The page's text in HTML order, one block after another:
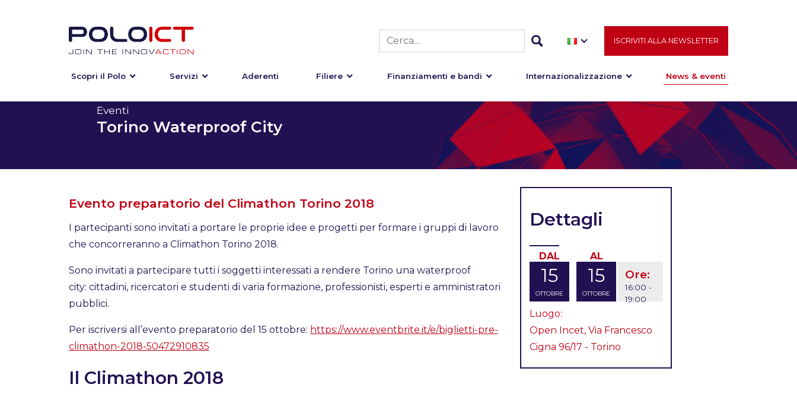
ISCRIVITI ALLA NEWSLETTER
Scopri il Polo Servizi Aderenti Filiere Finanziamenti e bandi Internazionalizzazione News & eventi
Eventi
Torino Waterproof City
Evento preparatorio del Climathon Torino 2018
I partecipanti sono invitati a portare le proprie idee e progetti per formare i gruppi di lavoro
che concorreranno a Climathon Torino 2018.
Sono invitati a partecipare tutti i soggetti interessati a rendere Torino una waterproof
city: cittadini, ricercatori e studenti di varia formazione, professionisti, esperti e amministratori
pubblici.
Per iscriversi all’evento preparatorio del 15 ottobre: https://www.eventbrite.it/e/biglietti-pre-
climathon-2018-50472910835
Il Climathon 2018
Dettagli
DAL
15
OTTOBRE
AL
15
OTTOBRE
Ore:
16:00 -
19:00
Luogo:
Open Incet, Via Francesco
Cigna 96/17 - Torino